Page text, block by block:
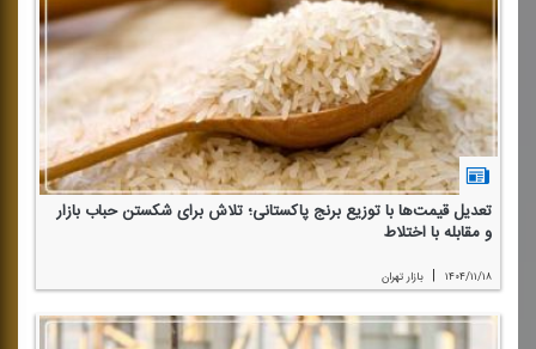
تعدیل قیمت‌ها با توزیع برنج پاكستانی؛ تلاش برای شكستن حباب بازار
و مقابله با اختلاط
۱۴۰۴/۱۱/۱۸ | بازار تهران